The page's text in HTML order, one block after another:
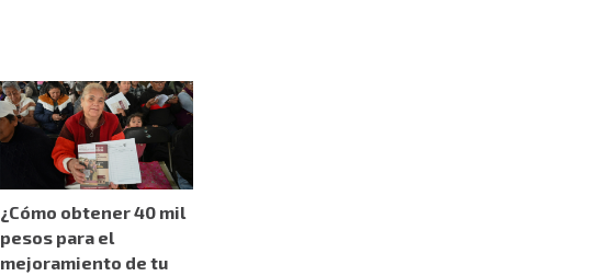
¿Cómo obtener 40 mil
pesos para el
mejoramiento de tu